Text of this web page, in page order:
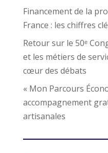
Financement de la
France : les chiffres
Retour sur le 50ᵉ
et les métiers de
cœur des débats
« Mon Parcours
accompagnement
artisanales